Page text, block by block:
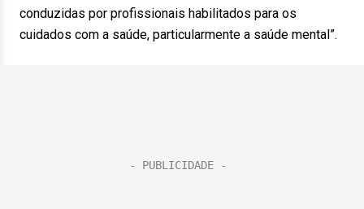
conduzidas por profissionais habilitados para os
cuidados com a saúde, particularmente a saúde mental”.